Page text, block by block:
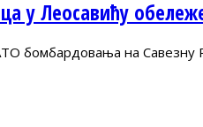
у Леосавићу
на Савезну